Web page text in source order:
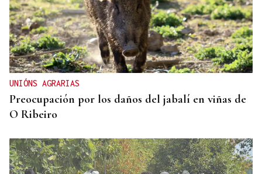
UNIÓNS AGRARIAS
Preocupación por los daños del jabalí en viñas de
O Ribeiro